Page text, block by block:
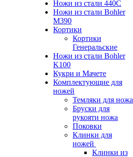
Ножи из стали 440С
Ножи из стали Bohler
M390
Кортики
Кортики
Генеральские
Ножи из стали Bohler
K100
Кукри и Мачете
Комплектующие для
ножей
Темляки для ножа
Бруски для
рукояти ножа
Поковки
Клинки для
ножей
Клинки из